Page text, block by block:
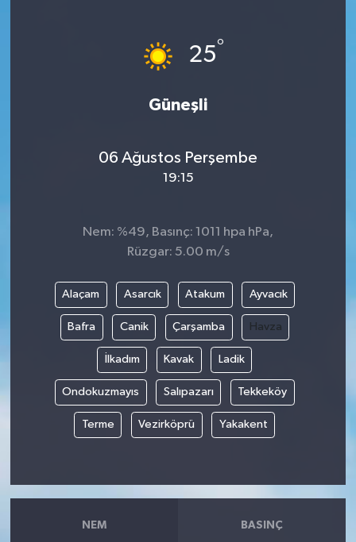
25°
Güneşli
06 Ağustos Perşembe
19:15
Nem: %49, Basınç: 1011 hpa hPa,
Rüzgar: 5.00 m/s
Alaçam Asarcık Atakum Ayvacık
Bafra Canik Çarşamba Havza
İlkadım Kavak Ladik
Ondokuzmayıs Salıpazarı Tekkeköy
Terme Vezirköprü Yakakent
NEM BASINÇ
Korkut
Malazgirt